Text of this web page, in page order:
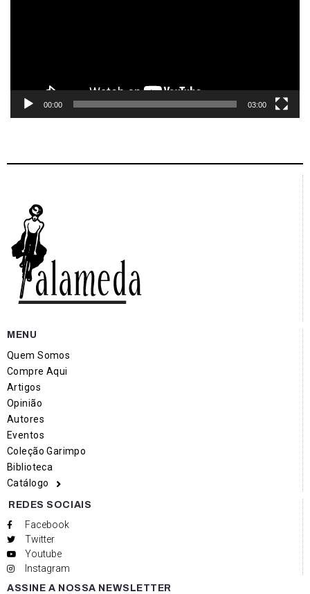
00:00 03:00
MENU
Quem Somos
Compre Aqui
Artigos
Opinião
Autores
Eventos
Coleção Garimpo
Biblioteca
Catálogo
REDES SOCIAIS
Facebook
Twitter
Youtube
Instagram
ASSINE A NOSSA NEWSLETTER